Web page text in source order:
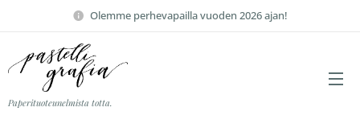
Olemme perhevapailla vuoden 2026 ajan!
Paperituoteunelmista totta.